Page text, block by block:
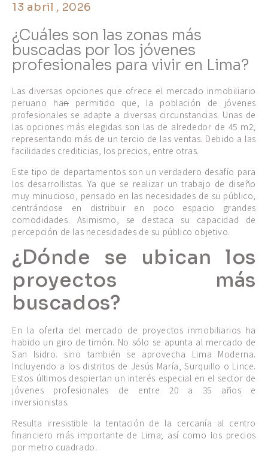
13 abril , 2026
¿Cuáles son las zonas más
buscadas por los jóvenes
profesionales para vivir en Lima?
Las diversas opciones que ofrece el mercado inmobiliario
peruano hanpermitido que, la población de jóvenes
profesionales se adapte a diversas circunstancias. Unas de
las opciones más elegidas son las de alrededor de 45 m2;
representando más de un tercio de las ventas. Debido a las
facilidades crediticias, los precios, entre otras.
Este tipo de departamentos son un verdadero desafío para
los desarrollistas. Ya que se realizar un trabajo de diseño
muy minucioso, pensado en las necesidades de su público,
centrándose en distribuir en poco espacio grandes
comodidades. Asimismo, se destaca su capacidad de
percepción de las necesidades de su público objetivo.
¿Dónde se ubican los
proyectos más
buscados?
En la oferta del mercado de proyectos inmobiliarios ha
habido un giro de timón. No sólo se apunta al mercado de
San Isidro. sino también se aprovecha Lima Moderna.
Incluyendo a los distritos de Jesús María, Surquillo o Lince.
Estos últimos despiertan un interés especial en el sector de
jóvenes profesionales de entre 20 a 35 años e
inversionistas.
Resulta irresistible la tentación de la cercanía al centro
financiero más importante de Lima; así como los precios
por metro cuadrado.